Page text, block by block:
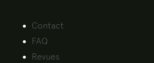
Contact
FAQ
Revues